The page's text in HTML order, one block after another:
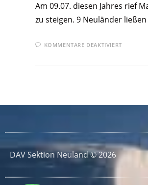
Am 09.07. diesen Jahres rief
zu steigen. 9 Neuländer
KOMMENTARE DEAKTIVIERT
DAV Sektion Neuland © 2026